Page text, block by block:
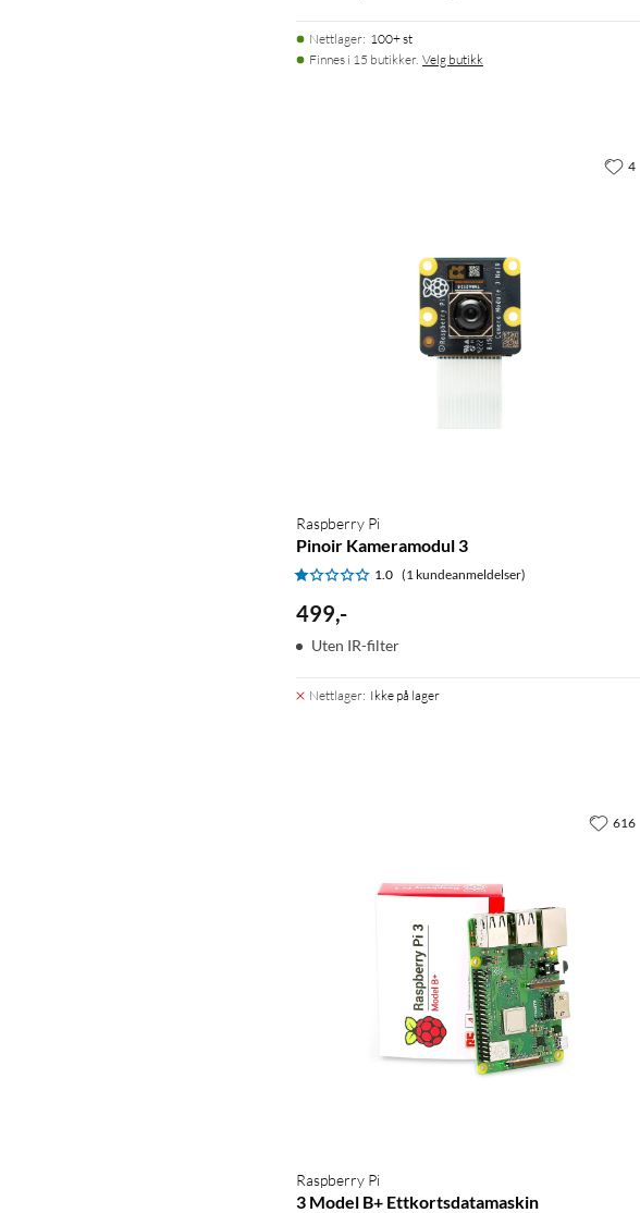
Nettlager: 100+ st
Finnes i 15 butikker. Velg butikk
Raspberry Pi
Pinoir Kameramodul 3
1.0 (1 kundeanmeldelser)
499,-
Uten IR-filter
Nettlager: Ikke på lager
4
Raspberry Pi
3 Model B+ Ettkortsdatamaskin
616